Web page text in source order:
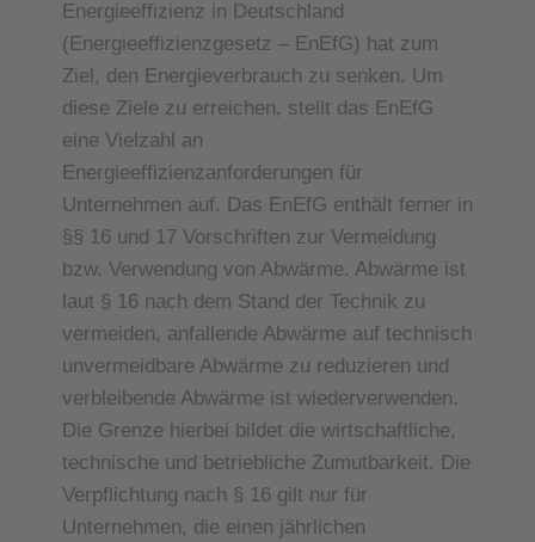
Energieeffizienz in Deutschland
(Energieeffizienzgesetz – EnEfG) hat zum
Ziel, den Energieverbrauch zu senken. Um
diese Ziele zu erreichen, stellt das EnEfG
eine Vielzahl an
Energieeffizienzanforderungen für
Unternehmen auf. Das EnEfG enthält ferner in
§§ 16 und 17 Vorschriften zur Vermeidung
bzw. Verwendung von Abwärme. Abwärme ist
laut § 16 nach dem Stand der Technik zu
vermeiden, anfallende Abwärme auf technisch
unvermeidbare Abwärme zu reduzieren und
verbleibende Abwärme ist wiederverwenden.
Die Grenze hierbei bildet die wirtschaftliche,
technische und betriebliche Zumutbarkeit. Die
Verpflichtung nach § 16 gilt nur für
Unternehmen, die einen jährlichen